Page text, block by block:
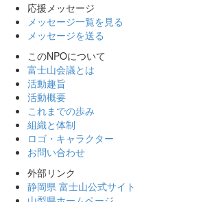
応援メッセージ
メッセージ一覧を見る
メッセージを送る
このNPOについて
富士山会議とは
活動趣旨
活動概要
これまでの歩み
組織と体制
ロゴ・キャラクター
お問い合わせ
外部リンク
静岡県 富士山公式サイト